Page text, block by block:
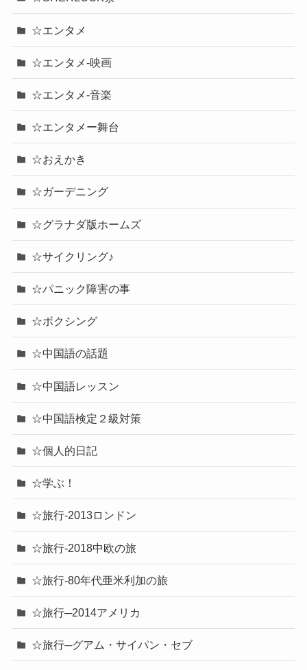
☆エンタメ
☆エンタメ-映画
☆エンタメ-音楽
☆エンタメー舞台
☆おえかき
☆ガーデニング
☆グラナダ版ホームズ
☆サイクリング♪
☆パニック障害の事
☆ボクシング
☆中国語の話題
☆中国語レッスン
☆中国語検定２級対策
☆個人的日記
☆学ぶ！
☆旅行-2013ロンドン
☆旅行-2018中欧の旅
☆旅行-80年代亜米利加の旅
☆旅行─2014アメリカ
☆旅行─グアム・サイパン・セブ